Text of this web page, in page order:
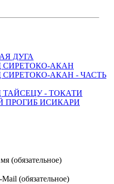
ДУГА
СИРЕТОКО-АКАН
АКАН - ЧАСТЬ
- ТОКАТИ
ПРОГИБ ИСИКАРИ
(обязательное)
Mail (обязательное)